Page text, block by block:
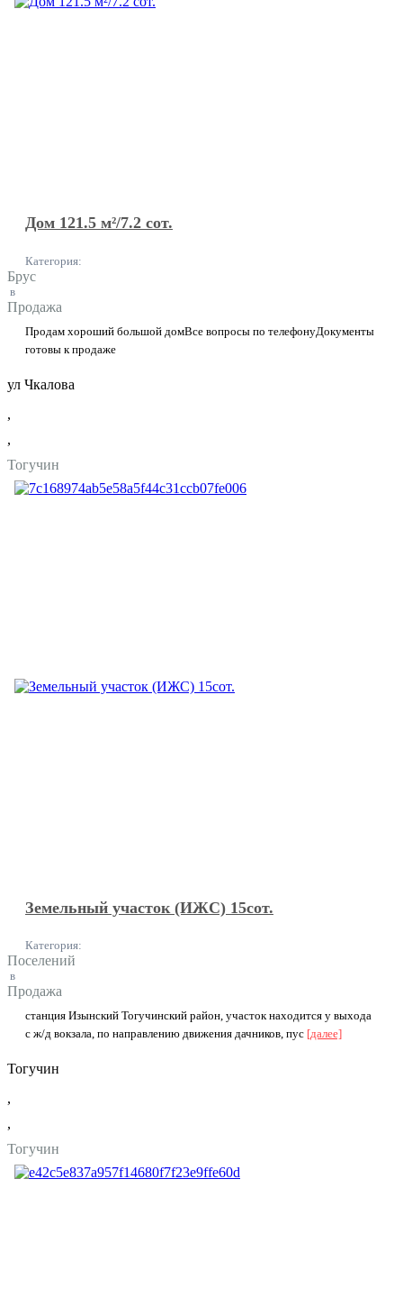
Дом 121.5 м²/7.2 сот.
Категория:
Брус
в
Продажа
Продам хороший большой домВсе вопросы по телефонуДокументы
готовы к продаже
ул Чкалова
,
,
Тогучин
Земельный участок (ИЖС) 15сот.
Категория:
Поселений
в
Продажа
станция Изынский Тогучинский район, участок находится у выхода
с ж/д вокзала, по направлению движения дачников, пус [далее]
Тогучин
,
,
Тогучин